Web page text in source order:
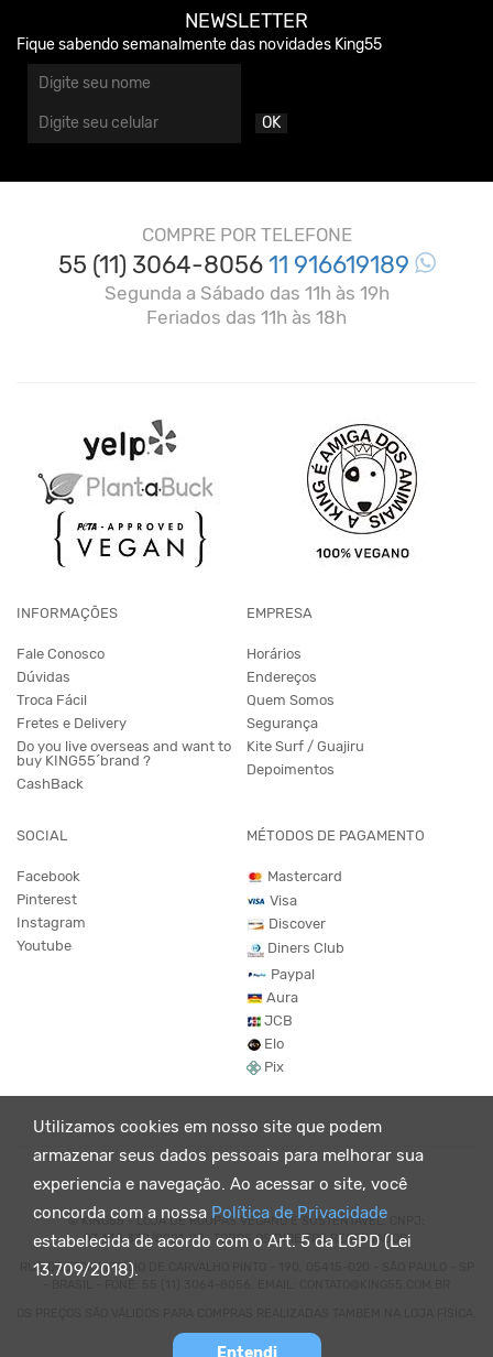
Utilizamos cookies em nosso site que podem
armazenar seus dados pessoais para melhorar sua
experiencia e navegação. Ao acessar o site, você
concorda com a nossa Política de Privacidade
estabelecida de acordo com o Art. 5 da LGPD (Lei
13.709/2018).
Entendi
NEWSLETTER
Fique sabendo semanalmente das novidades King55
OK
COMPRE POR TELEFONE
55 (11) 3064-805611 916619189
Segunda a Sábado das 11h às 19h
Feriados das 11h às 18h
INFORMAÇÕES
Fale Conosco
Dúvidas
Troca Fácil
Fretes e Delivery
Do you live overseas and want to
buy KING55´brand ?
CashBack
EMPRESA
Horários
Endereços
Quem Somos
Segurança
Kite Surf / Guajiru
Depoimentos
SOCIAL
Facebook
Pinterest
Instagram
Youtube
MÉTODOS DE PAGAMENTO
Mastercard
Visa
Discover
Diners Club
Paypal
Aura
JCB
Elo
Pix
© KING55 - LOJA DE ROUPAS VEGANO E SUSTENTÁVEL. CNPJ:
07.438.330/0001-02 . TODOS OS DIREITOS RESERVADOS.
RUA DOUTOR VIRGÍLIO DE CARVALHO PINTO - 190, 05415-020 - SÃO PAULO - SP
Powered by